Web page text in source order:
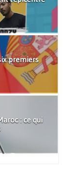
premiers
: ce qui